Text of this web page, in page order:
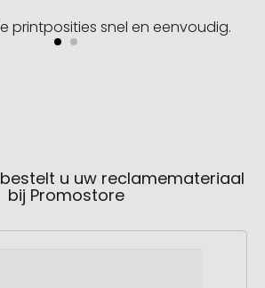
printposities snel en eenvoudig.
u uw reclamemateriaal
bij Promostore